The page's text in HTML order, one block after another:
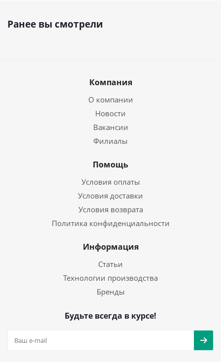
Ранее вы смотрели
Компания
О компании
Новости
Вакансии
Филиалы
Помощь
Условия оплаты
Условия доставки
Условия возврата
Политика конфиденциальности
Информация
Статьи
Технологии производства
Бренды
Будьте всегда в курсе!